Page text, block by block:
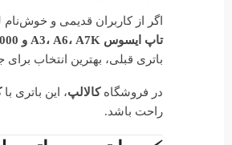
اگر از کاربران قدیمی و
تاپ ایسوس A3، A6، A7K و A3000 با پارت نامبر A42-A3 و A42-A6
باتری قبلی، بهترین انتخاب
در فروشگاهکالالپ، این باتری با
راحت باشد.